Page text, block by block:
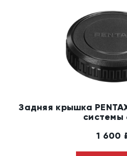
Задняя крышка
системы
1 600